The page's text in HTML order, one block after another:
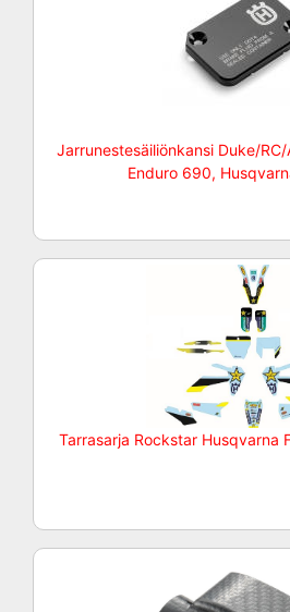
Jarrunestesäiliönkansi Duke/
Enduro 690,
Tarrasarja Rockstar Husqvarna